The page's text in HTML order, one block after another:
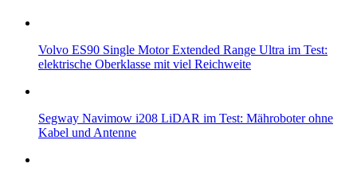
Volvo ES90 Single Motor Extended Range Ultra im Test:
elektrische Oberklasse mit viel Reichweite
Segway Navimow i208 LiDAR im Test: Mähroboter ohne
Kabel und Antenne